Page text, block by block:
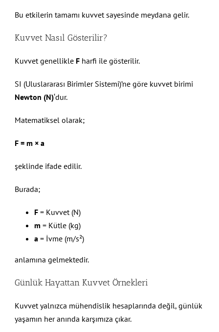
Bu etkilerin tamamı kuvvet sayesinde meydana gelir.
Kuvvet Nasıl Gösterilir?
Kuvvet genellikle Fharfi ile gösterilir.
SI (Uluslararası Birimler Sistemi)’ne göre kuvvet birimi
Newton (N)‘dur.
Matematiksel olarak;
F = m × a
şeklinde ifade edilir.
Burada;
F= Kuvvet (N)
m = Kütle (kg)
a = İvme (m/s²)
anlamına gelmektedir.
Günlük Hayattan Kuvvet Örnekleri
Kuvvet yalnızca mühendislik hesaplarında değil, günlük
yaşamın her anında karşımıza çıkar.